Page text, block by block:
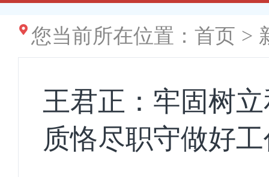
您当前所在位置： 首页 >
王君正：牢固树
质恪尽职守做好